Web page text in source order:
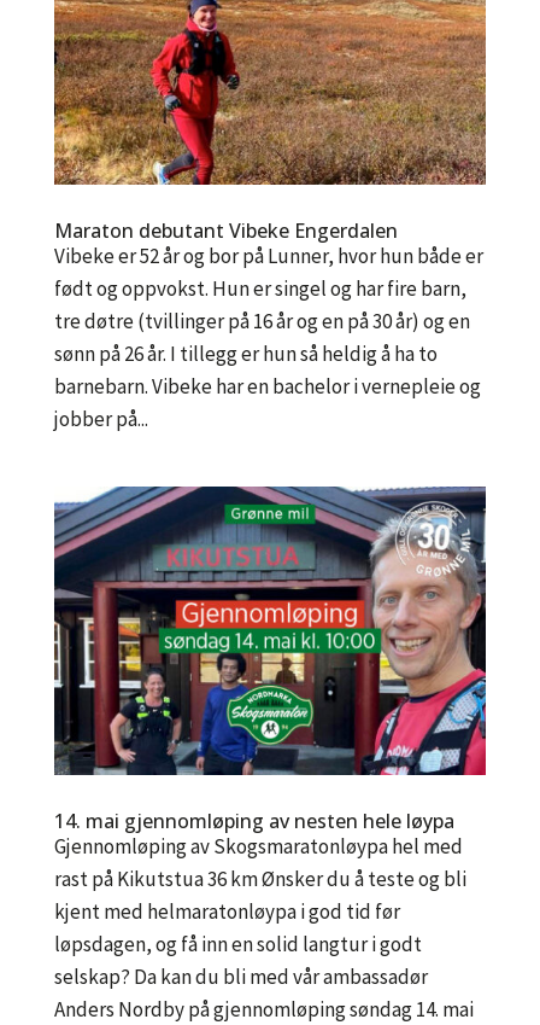
Maraton debutant Vibeke Engerdalen
Vibeke er 52 år og bor på Lunner, hvor hun både er
født og oppvokst. Hun er singel og har fire barn,
tre døtre (tvillinger på 16 år og en på 30 år) og en
sønn på 26 år. I tillegg er hun så heldig å ha to
barnebarn. Vibeke har en bachelor i vernepleie og
jobber på...
14. mai gjennomløping av nesten hele løypa
Gjennomløping av Skogsmaratonløypa hel med
rast på Kikutstua 36 km Ønsker du å teste og bli
kjent med helmaratonløypa i god tid før
løpsdagen, og få inn en solid langtur i godt
selskap? Da kan du bli med vår ambassadør
Anders Nordby på gjennomløping søndag 14. mai